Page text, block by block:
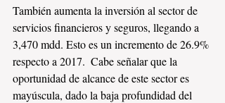
También aumenta la inversión al sector de
servicios financieros y seguros, llegando a
3,470 mdd. Esto es un incremento de 26.9%
respecto a 2017.  Cabe señalar que la
oportunidad de alcance de este sector es
mayúscula, dado la baja profundidad del